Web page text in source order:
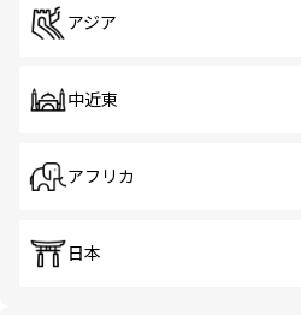
アジア
中近東
アフリカ
日本